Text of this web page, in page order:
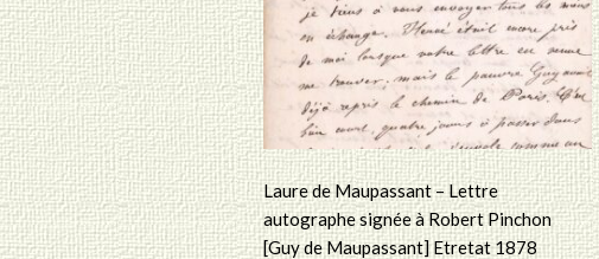
Laure de Maupassant – Lettre
autographe signée à Robert Pinchon
[Guy de Maupassant] Etretat 1878